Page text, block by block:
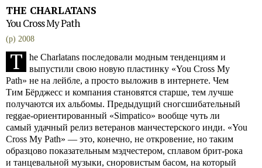
THE CHARLATANS
You Cross My Path
(p) 2008
T
he Charlatans последовали модным тенденциям и
выпустили свою новую пластинку «You Cross My
Path» не на лейбле, а просто выложив в интернете. Чем
Тим Бёрджесс и компания становятся старше, тем лучше
получаются их альбомы. Предыдущий сногсшибательный
reggae-ориентированный «Simpatico» вообще чуть ли
самый удачный релиз ветеранов манчестерского инди. «You
Cross My Path» — это, конечно, не откровение, но таким
образцово показательным мэдчестером, сплавом брит-рока
и танцевальной музыки, сноровистым басом, на который